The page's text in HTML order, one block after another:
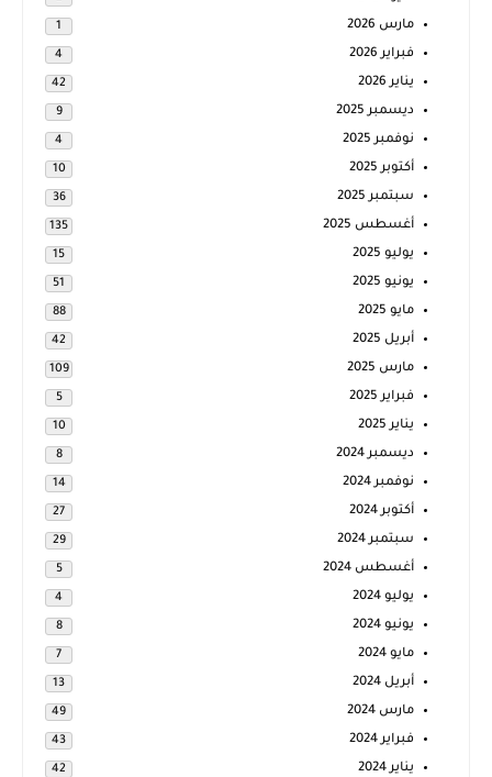
مارس 2026 1
فبراير 2026 4
يناير 2026 42
ديسمبر 2025 9
نوفمبر 2025 4
أكتوبر 2025 10
سبتمبر 2025 36
أغسطس 2025 135
يوليو 2025 15
يونيو 2025 51
مايو 2025 88
أبريل 2025 42
مارس 2025 109
فبراير 2025 5
يناير 2025 10
ديسمبر 2024 8
نوفمبر 2024 14
أكتوبر 2024 27
سبتمبر 2024 29
أغسطس 2024 5
يوليو 2024 4
يونيو 2024 8
مايو 2024 7
أبريل 2024 13
مارس 2024 49
فبراير 2024 43
يناير 2024 42